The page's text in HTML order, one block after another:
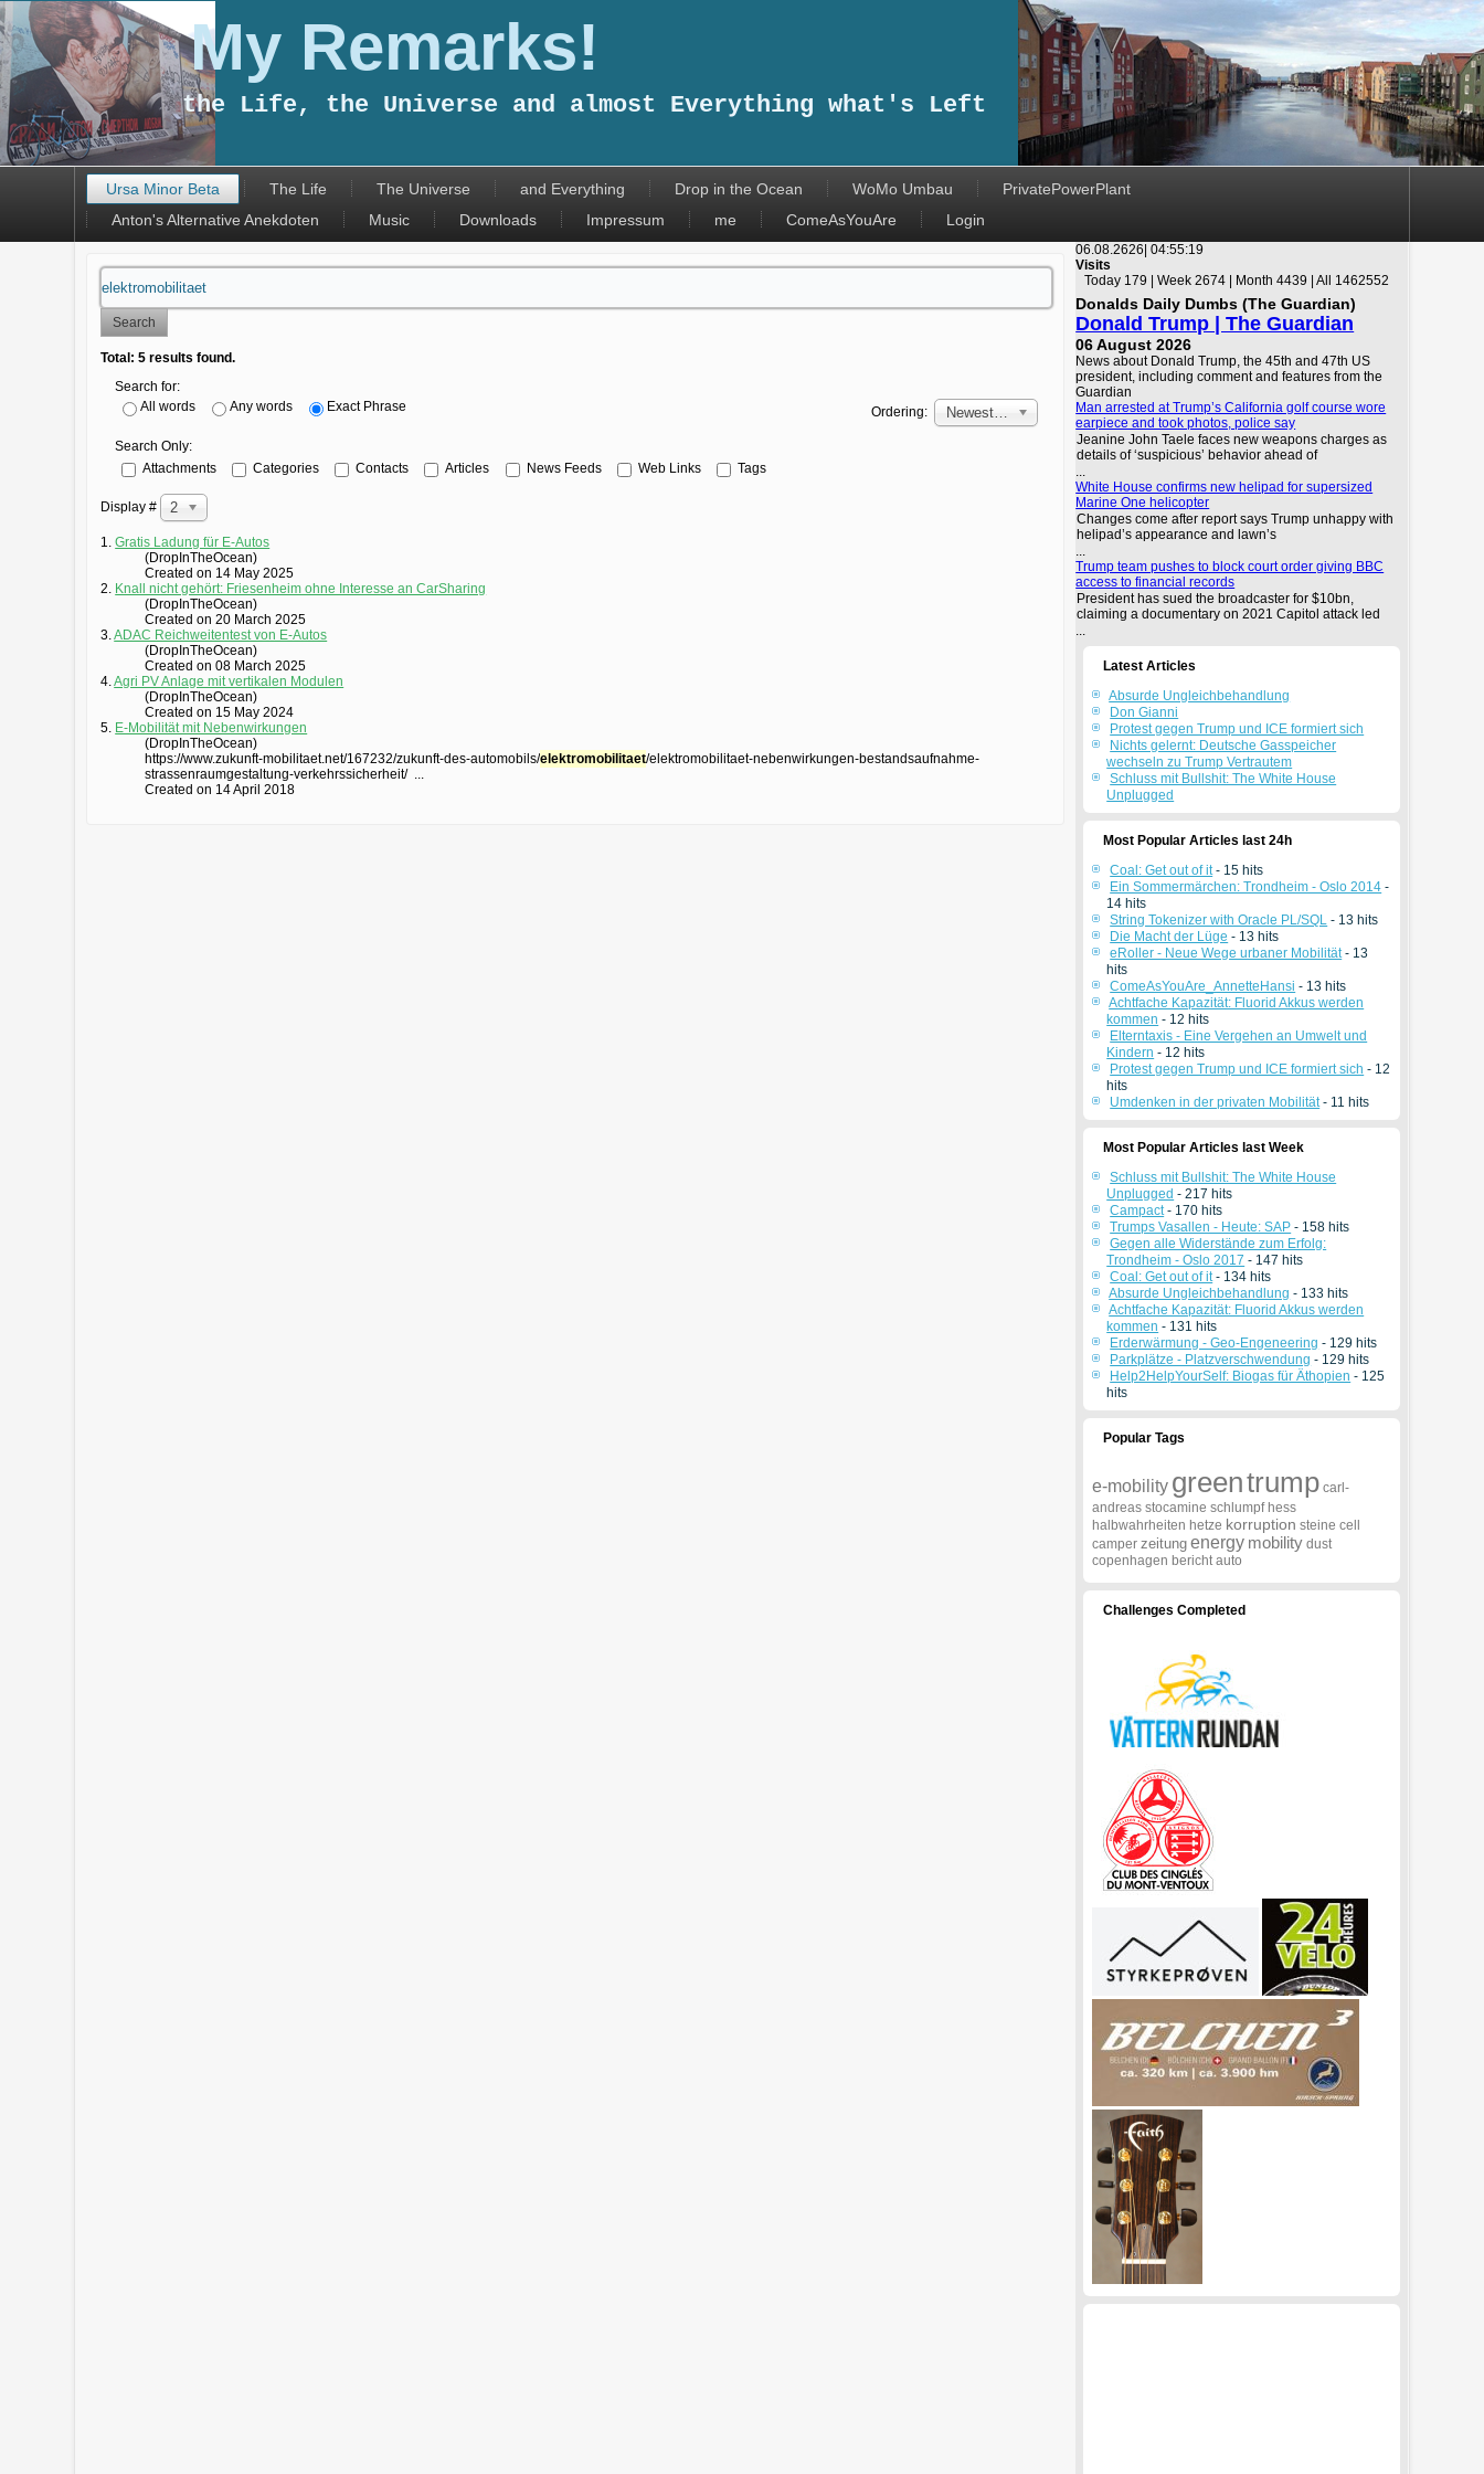
My Remarks!
the Life, the Universe and almost Everything what's Left
Ursa Minor Beta The Life The Universe and Everything Drop in the Ocean WoMo Umbau
PrivatePowerPlant
Anton's Alternative Anekdoten
Music Downloads Impressum me ComeAsYouAre Login
Search
Total:5 results found.
Search for:
All words
Any words Exact Phrase Ordering: Newest First
Search Only:
Attachments
Categories Contacts Articles News Feeds Web Links Tags
Display # 20
1.Gratis Ladung für E-Autos
(DropInTheOcean)
Created on 14 May 2025
2. Knall nicht gehört: Friesenheim ohne Interesse an CarSharing
(DropInTheOcean)
Created on 20 March 2025
3.ADAC Reichweitentest von E-Autos
(DropInTheOcean)
Created on 08 March 2025
4.Agri PV Anlage mit vertikalen Modulen
(DropInTheOcean)
Created on 15 May 2024
5. E-Mobilität mit Nebenwirkungen
(DropInTheOcean)
https://www.zukunft-mobilitaet.net/167232/zukunft-des-automobils/elektromobilitaet/elektromobilitaet-nebenwirkungen-bestandsaufnahme-
strassenraumgestaltung-verkehrssicherheit/ ...
Created on 14 April 2018
06.08.2626|04:55:20
Visits
Today 179 | Week 2674 | Month 4439 | All 1462552
Donalds Daily Dumbs (The Guardian)
Donald Trump | The Guardian
06 August 2026
News about Donald Trump, the 45th and 47th US
president, including comment and features from the
Guardian
Man arrested at Trump’s California golf course wore
earpiece and took photos, police say
Jeanine John Taele faces new weapons charges as
details of ‘suspicious’ behavior ahead of
...
White House confirms new helipad for supersized
Marine One helicopter
Changes come after report says Trump unhappy with
helipad’s appearance and lawn’s
...
Trump team pushes to block court order giving BBC
access to financial records
President has sued the broadcaster for $10bn,
claiming a documentary on 2021 Capitol attack led
...
Latest Articles
Absurde Ungleichbehandlung
Don Gianni
Protest gegen Trump und ICE formiert sich
Nichts gelernt: Deutsche Gasspeicher
wechseln zu Trump Vertrautem
Schluss mit Bullshit: The White House
Unplugged
Most Popular Articles last 24h
Coal: Get out of it- 15 hits
Ein Sommermärchen: Trondheim - Oslo 2014 -
14 hits
String Tokenizer with Oracle PL/SQL - 13 hits
Die Macht der Lüge - 13 hits
eRoller - Neue Wege urbaner Mobilität- 13
hits
ComeAsYouAre_AnnetteHansi - 13 hits
Achtfache Kapazität: Fluorid Akkus werden
kommen - 12 hits
Elterntaxis - Eine Vergehen an Umwelt und
Kindern - 12 hits
Protest gegen Trump und ICE formiert sich - 12
hits
Umdenken in der privaten Mobilität- 11 hits
Most Popular Articles last Week
Schluss mit Bullshit: The White House
Unplugged - 217 hits
Campact- 170 hits
Trumps Vasallen - Heute: SAP - 158 hits
Gegen alle Widerstände zum Erfolg:
Trondheim - Oslo 2017 - 147 hits
Coal: Get out of it- 134 hits
Absurde Ungleichbehandlung - 133 hits
Achtfache Kapazität: Fluorid Akkus werden
kommen - 131 hits
Erderwärmung - Geo-Engeneering - 129 hits
Parkplätze - Platzverschwendung - 129 hits
Help2HelpYourSelf: Biogas für Äthopien - 125
hits
Popular Tags
e-mobility greentrump carl-
andreas stocamine schlumpf hess
halbwahrheiten hetze korruption steine cell
camper zeitung energy mobility dust
copenhagen bericht auto
Challenges Completed